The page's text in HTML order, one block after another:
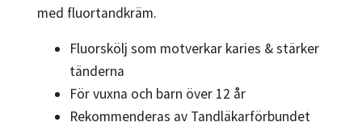
med fluortandkräm.
Fluorskölj som motverkar karies & stärker
tänderna
För vuxna och barn över 12 år
Rekommenderas av Tandläkarförbundet